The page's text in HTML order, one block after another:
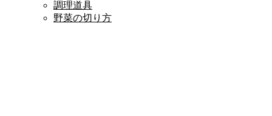
調理道具
野菜の切り方